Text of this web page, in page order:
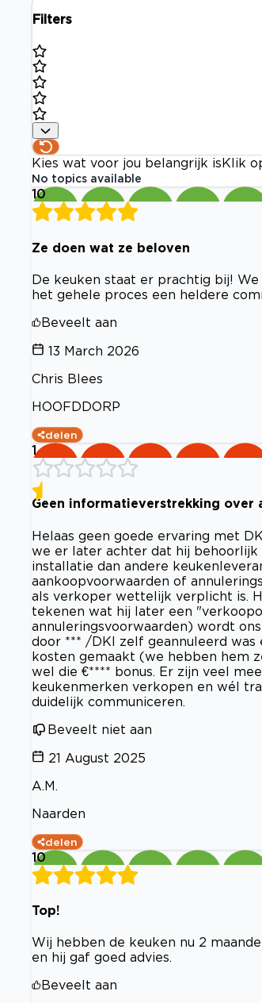
Filters
Kies wat voor jou belangrijk is Klik
No topics available
10
Ze doen wat ze beloven
De keuken staat er prachtig bij!
het gehele proces een heldere
Beveelt aan
13 March 2026
Chris Blees
HOOFDDORP
delen
1
Geen informatieverstrekking
Helaas geen goede ervaring met
we er later achter dat hij behoorlijk
installatie dan andere
aankoopvoorwaarden of
als verkoper wettelijk verplicht is.
tekenen wat hij later een
annuleringsvoorwaarden) wordt
door *** /DKI zelf geannuleerd
kosten gemaakt (we hebben hem
wel die €**** bonus. Er zijn veel
keukenmerken verkopen en wél
duidelijk communiceren.
Beveelt niet aan
21 August 2025
A.M.
Naarden
delen
10
Top!
Wij hebben de keuken nu 2
en hij gaf goed advies.
Beveelt aan